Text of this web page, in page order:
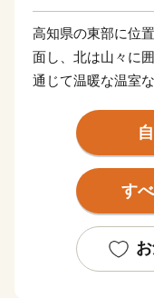
高知県の東部に位
面し、北は山々に
通じて温暖な温室
れている。これら
業」によってつく
す